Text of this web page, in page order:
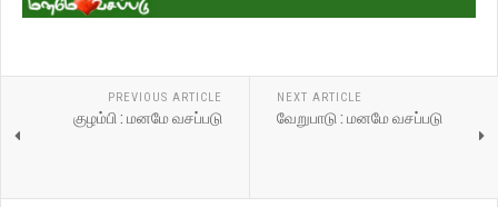
PREVIOUS ARTICLE
குழம்பி : மனமே வசப்படு
NEXT ARTICLE
வேறுபாடு : மனமே வசப்படு